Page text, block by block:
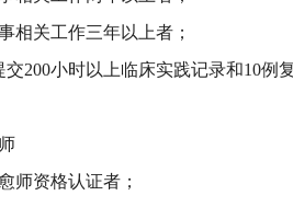
相关工作三年以上者；
200小时以上临床实践记录和10例
师资格认证者；